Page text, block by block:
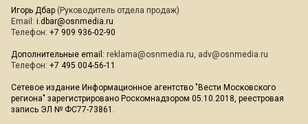
Игорь Дбар (Руководитель отдела продаж)
Email: i.dbar@osnmedia.ru
Телефон: +7 909 936-02-90
Дополнительные email: reklama@osnmedia.ru, adv@osnmedia.ru
Телефон: +7 495 004-56-11
Сетевое издание Информационное агентство "Вести Московского
региона" зарегистрировано Роскомнадзором 05.10.2018, реестровая
запись ЭЛ № ФС77-73861.